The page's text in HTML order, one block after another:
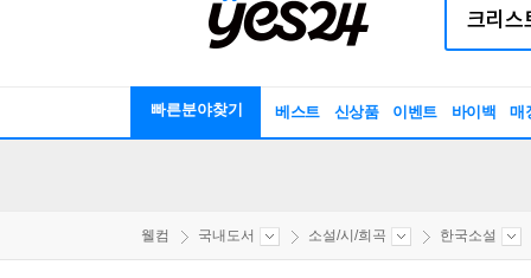
빠른분야찾기 베스트 신상품 이벤트 바이백 매
웰컴 국내도서 소설/시/희곡 한국소설